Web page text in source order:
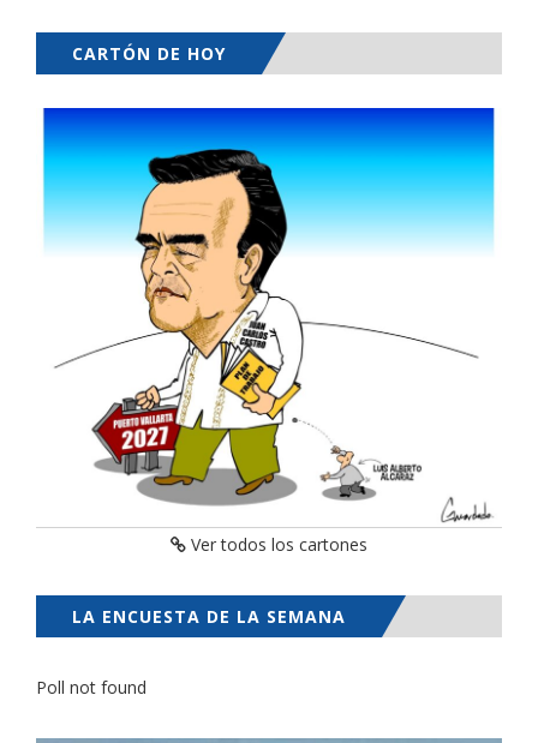
CARTÓN DE HOY
Ver todos los cartones
LA ENCUESTA DE LA SEMANA
Poll not found